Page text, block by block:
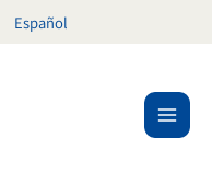
Español